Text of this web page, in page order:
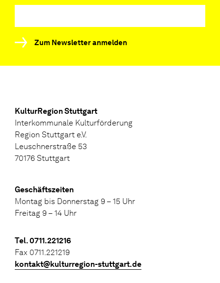
Zum Newsletter anmelden
KulturRegion Stuttgart
Interkommunale Kulturförderung
Region Stuttgart e.V.
Leuschnerstraße 53
70176 Stuttgart
Geschäftszeiten
Montag bis Donnerstag 9 – 15 Uhr
Freitag 9 – 14 Uhr
Tel. 0711.221216
Fax 0711.221219
kontakt@kulturregion-stuttgart.de